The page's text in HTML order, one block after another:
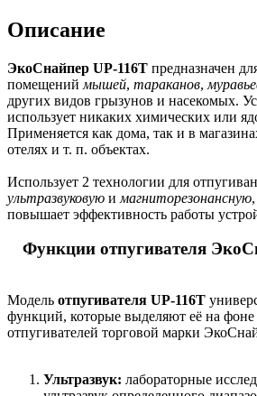
Описание
ЭкоСнайпер UP-116T предназначен
помещений мышей, тараканов,
других видов грызунов и насекомых.
использует никаких химических или
Применяется как дома, так и в
отелях и т. п. объектах.
Использует 2 технологии для
ультразвуковую и магниторезонансную
повышает эффективность работы
Функции отпугивателя
Модель отпугивателя UP-116T
функций, которые выделяют её на фоне
отпугивателей торговой марки
Ультразвук: лабораторные